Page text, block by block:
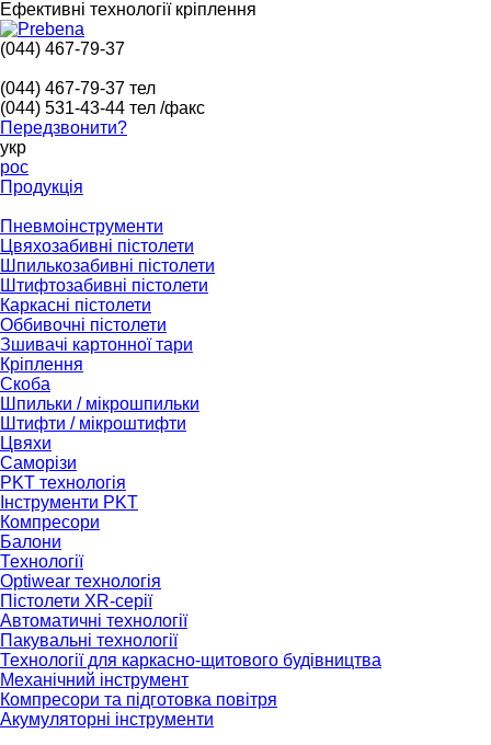
Ефективні технології кріплення
(044) 467-79-37
(044) 467-79-37 тел
(044) 531-43-44 тел /факс
Передзвонити?
укр
рос
Продукція
Пневмоінструменти
Цвяхозабивні пістолети
Шпилькозабивні пістолети
Штифтозабивні пістолети
Каркасні пістолети
Оббивочні пістолети
Зшивачі картонної тари
Кріплення
Скоба
Шпильки / мікрошпильки
Штифти / мікроштифти
Цвяхи
Саморізи
PKT технологія
Інструменти PKT
Компресори
Балони
Технології
Optiwear технологія
Пістолети XR-серії
Автоматичні технології
Пакувальні технології
Технології для каркасно-щитового будівництва
Механічний інструмент
Компресори та підготовка повітря
Акумуляторні інструменти